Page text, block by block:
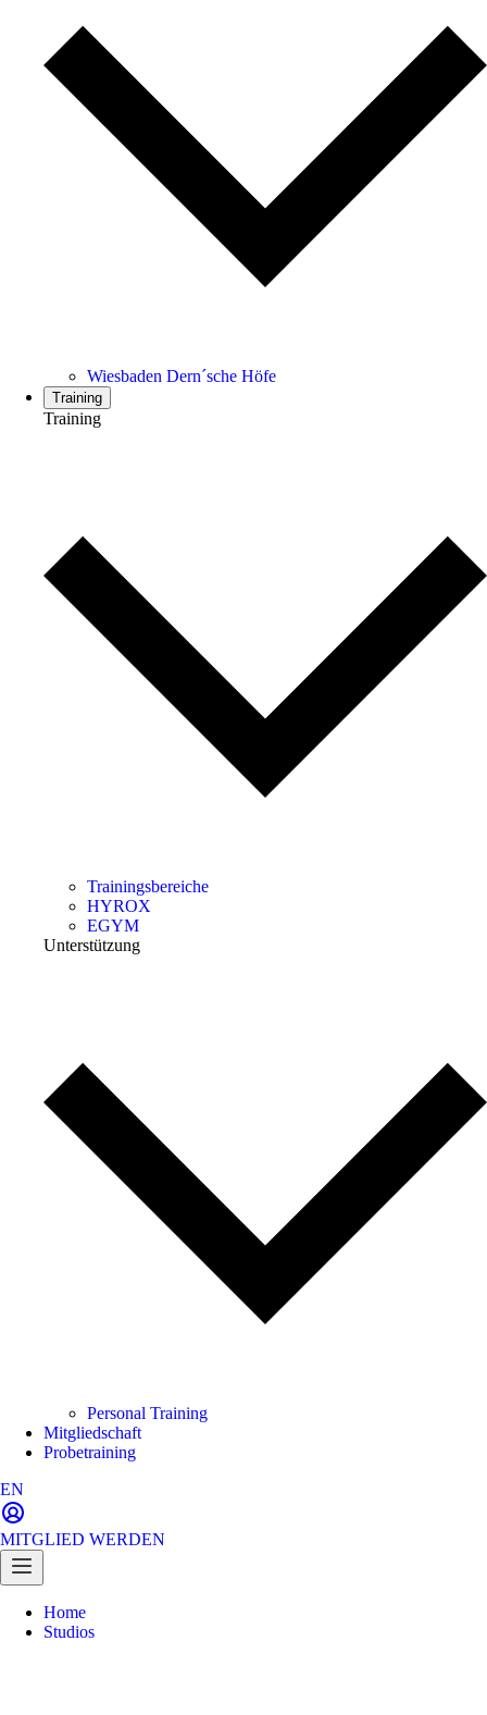
Wiesbaden Dern´sche Höfe
Training
Training
Trainingsbereiche
HYROX
EGYM
Unterstützung
Personal Training
Mitgliedschaft
Probetraining
EN
MITGLIED WERDEN
Home
Studios